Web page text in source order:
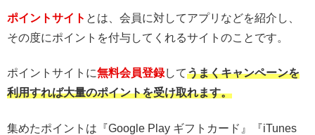
ポイントサイト とは、会員に対してアプリなどを紹介し、
その度にポイントを付与してくれるサイトのことです。
ポイントサイトに無料会員登録してうまくキャンペーンを
利用すれば大量のポイントを受け取れます。
集めたポイントは『Google Play ギフトカード』『iTunes